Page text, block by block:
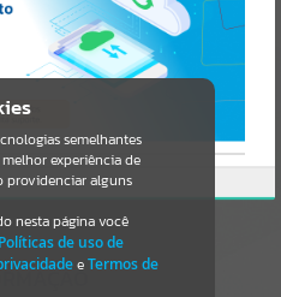
aguarde...
aguarde...
semelhantes
experiência de
providenciar alguns
nesta página você
Políticas de uso de
eTermos de
acesso-